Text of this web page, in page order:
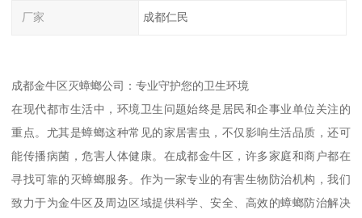
厂家 成都仁民
成都金牛区灭蟑螂公司：专业守护您的卫生环境
在现代都市生活中，环境卫生问题始终是居民和企事业单位关注的
重点。尤其是蟑螂这种常见的家居害虫，不仅影响生活品质，还可
能传播病菌，危害人体健康。在成都金牛区，许多家庭和商户都在
寻找可靠的灭蟑螂服务。作为一家专业的有害生物防治机构，我们
致力于为金牛区及周边区域提供科学、安全、高效的蟑螂防治解决